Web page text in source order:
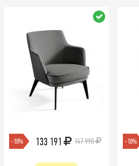
-10% 133 191 147 990 -10%